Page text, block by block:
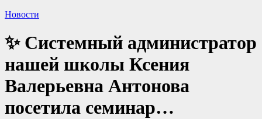
Новости
✨ Системный администратор
нашей школы Ксения
Валерьевна Антонова
посетила семинар…